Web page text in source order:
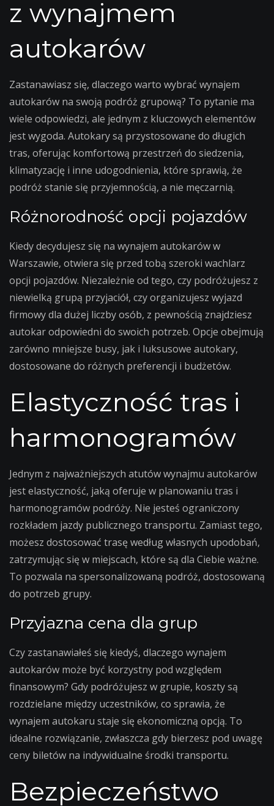
z wynajmem
autokarów
Zastanawiasz się, dlaczego warto wybrać wynajem
autokarów na swoją podróż grupową? To pytanie ma
wiele odpowiedzi, ale jednym z kluczowych elementów
jest wygoda. Autokary są przystosowane do długich
tras, oferując komfortową przestrzeń do siedzenia,
klimatyzację i inne udogodnienia, które sprawią, że
podróż stanie się przyjemnością, a nie męczarnią.
Różnorodność opcji pojazdów
Kiedy decydujesz się na wynajem autokarów w
Warszawie, otwiera się przed tobą szeroki wachlarz
opcji pojazdów. Niezależnie od tego, czy podróżujesz z
niewielką grupą przyjaciół, czy organizujesz wyjazd
firmowy dla dużej liczby osób, z pewnością znajdziesz
autokar odpowiedni do swoich potrzeb. Opcje obejmują
zarówno mniejsze busy, jak i luksusowe autokary,
dostosowane do różnych preferencji i budżetów.
Elastyczność tras i
harmonogramów
Jednym z najważniejszych atutów wynajmu autokarów
jest elastyczność, jaką oferuje w planowaniu tras i
harmonogramów podróży. Nie jesteś ograniczony
rozkładem jazdy publicznego transportu. Zamiast tego,
możesz dostosować trasę według własnych upodobań,
zatrzymując się w miejscach, które są dla Ciebie ważne.
To pozwala na spersonalizowaną podróż, dostosowaną
do potrzeb grupy.
Przyjazna cena dla grup
Czy zastanawiałeś się kiedyś, dlaczego wynajem
autokarów może być korzystny pod względem
finansowym? Gdy podróżujesz w grupie, koszty są
rozdzielane między uczestników, co sprawia, że
wynajem autokaru staje się ekonomiczną opcją. To
idealne rozwiązanie, zwłaszcza gdy bierzesz pod uwagę
ceny biletów na indywidualne środki transportu.
Bezpieczeństwo